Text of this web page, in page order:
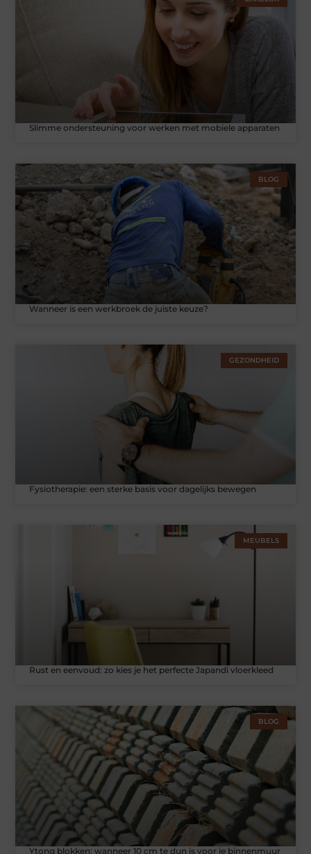
Slimme ondersteuning voor werken met mobiele apparaten
BLOG
Wanneer is een werkbroek de juiste keuze?
GEZONDHEID
Fysiotherapie: een sterke basis voor dagelijks bewegen
MEUBELS
Rust en eenvoud: zo kies je het perfecte Japandi vloerkleed
BLOG
Ytong blokken: wanneer 10 cm te dun is voor je binnenmuur